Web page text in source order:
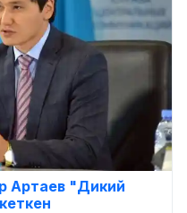
Артаев "Дикий